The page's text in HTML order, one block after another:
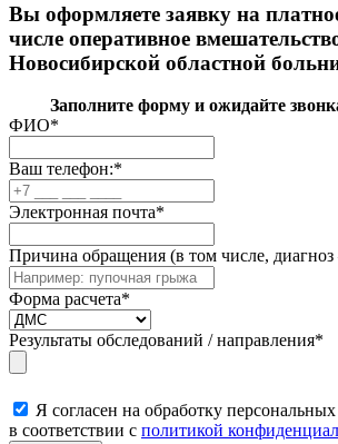
Вы оформляете заявку на
числе оперативное
Новосибирской областной
Заполните форму и ожидайте
ФИО*
Ваш телефон:*
Электронная почта*
Причина обращения (в том числе,
Форма расчета*
Результаты обследований / направления*
Я согласен на обработку
в соответствии с политикой